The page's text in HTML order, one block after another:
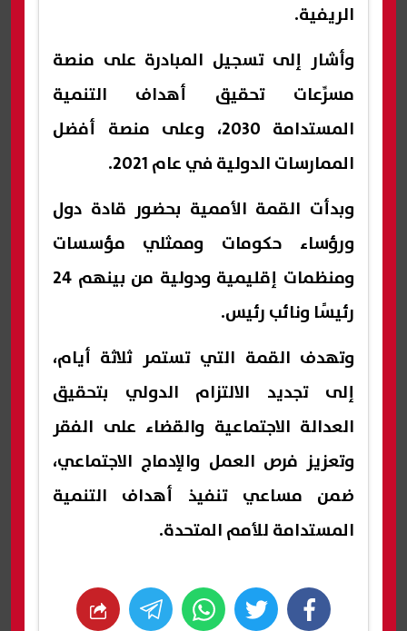
الريفية.
وأشار إلى تسجيل المبادرة على منصة
مسرِّعات تحقيق أهداف التنمية
المستدامة 2030، وعلى منصة أفضل
الممارسات الدولية في عام 2021.
وبدأت القمة الأممية بحضور قادة دول
ورؤساء حكومات وممثلي مؤسسات
ومنظمات إقليمية ودولية من بينهم 24
رئيسًا ونائب رئيس.
وتهدف القمة التي تستمر ثلاثة أيام،
إلى تجديد الالتزام الدولي بتحقيق
العدالة الاجتماعية والقضاء على الفقر
وتعزيز فرص العمل والإدماج الاجتماعي،
ضمن مساعي تنفيذ أهداف التنمية
المستدامة للأمم المتحدة.